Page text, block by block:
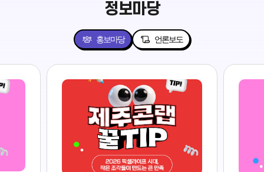
정보마당
홍보마당 언론보도